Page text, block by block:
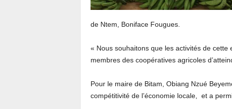
de Ntem, Boniface Fougues.
« Nous souhaitons que les activités de cette
membres des coopératives agricoles
Pour le maire de Bitam, Obiang Nzué
compétitivité de l’économie locale, et a